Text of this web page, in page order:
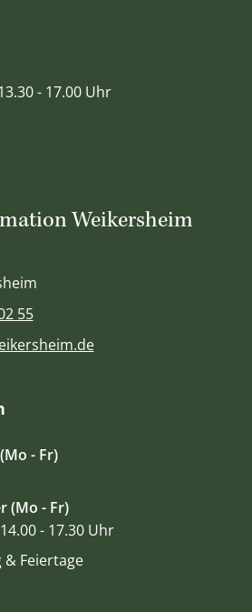
- 17.00 Uhr
Weikersheim
55
- Fr)
(Mo - Fr)
- 17.30 Uhr
& Feiertage